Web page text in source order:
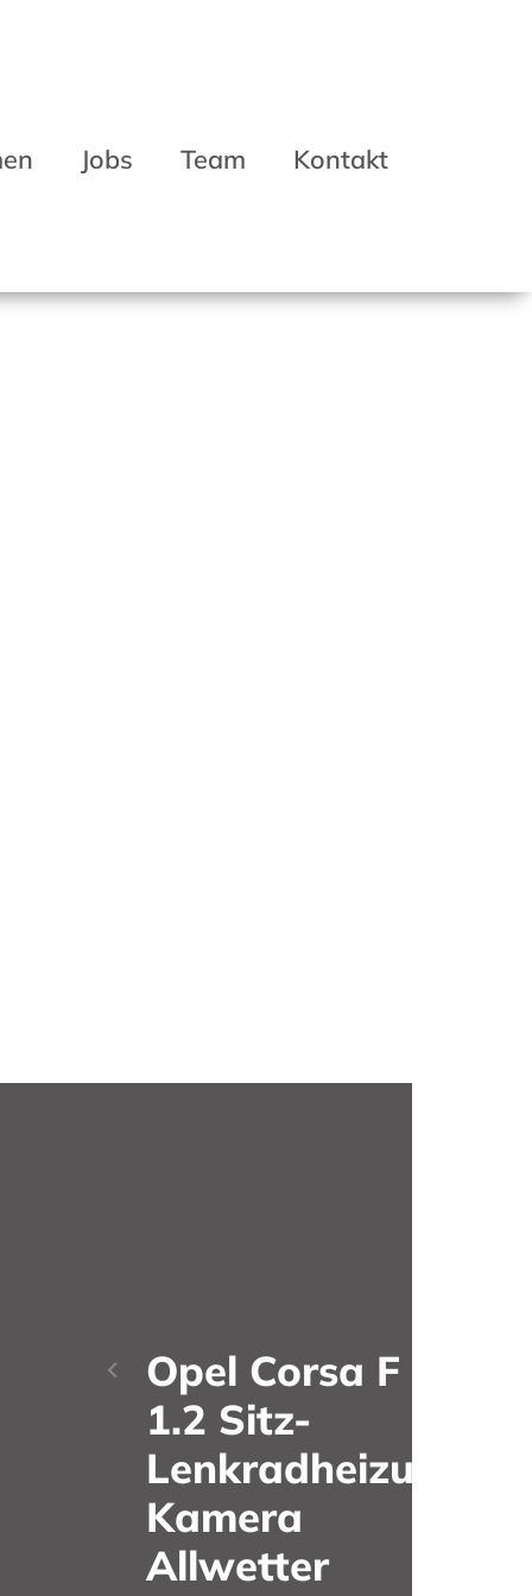
Jobs Team Kontakt
Opel Corsa F
1.2 Sitz-
Lenkradheizung
Kamera
Allwetter